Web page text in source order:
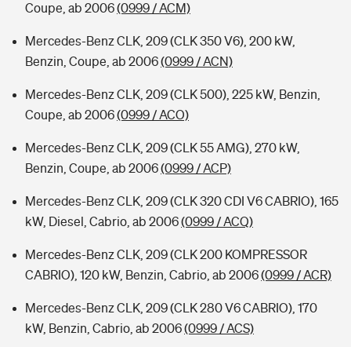
Coupe, ab 2006(0999 / ACM)
Mercedes-Benz CLK, 209 (CLK 350 V6), 200 kW,
Benzin, Coupe, ab 2006(0999 / ACN)
Mercedes-Benz CLK, 209 (CLK 500), 225 kW, Benzin,
Coupe, ab 2006(0999 / ACO)
Mercedes-Benz CLK, 209 (CLK 55 AMG), 270 kW,
Benzin, Coupe, ab 2006(0999 / ACP)
Mercedes-Benz CLK, 209 (CLK 320 CDI V6 CABRIO), 165
kW, Diesel, Cabrio, ab 2006(0999 / ACQ)
Mercedes-Benz CLK, 209 (CLK 200 KOMPRESSOR
CABRIO), 120 kW, Benzin, Cabrio, ab 2006(0999 / ACR)
Mercedes-Benz CLK, 209 (CLK 280 V6 CABRIO), 170
kW, Benzin, Cabrio, ab 2006(0999 / ACS)